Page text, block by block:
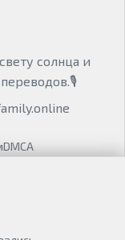
солнца и
DMCA